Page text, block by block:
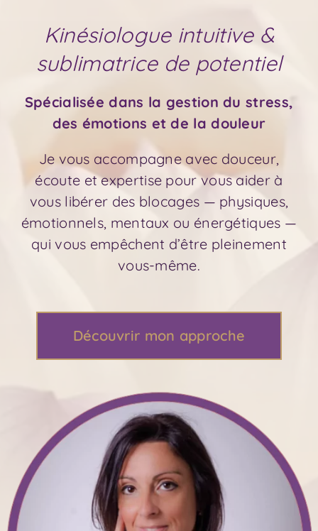
Kinésiologue intuitive &
sublimatrice de potentiel
Spécialisée dans la gestion du stress,
des émotions et de la douleur
Je vous accompagne avec douceur,
écoute et expertise pour vous aider à
vous libérer des blocages — physiques,
émotionnels, mentaux ou énergétiques —
qui vous empêchent d’être pleinement
vous-même.
Découvrir mon approche